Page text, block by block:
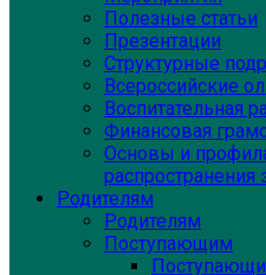
Полезные статьи
Презентации
Структурные
Всероссийские
Воспитательная
Финансовая
Основы и
распространения
Родителям
Родителям
Поступающим